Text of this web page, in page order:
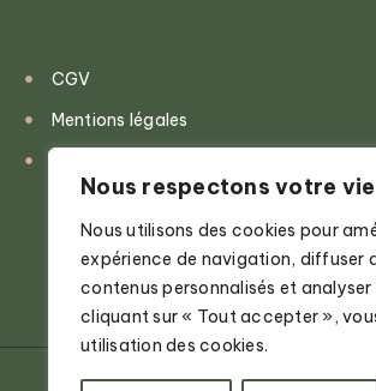
Nous respectons votre
Nous utilisons des cookies pour
expérience de navigation, diffuser
contenus personnalisés et
cliquant sur « Tout accepter »,
utilisation des cookies.
CGV
Mentions légales